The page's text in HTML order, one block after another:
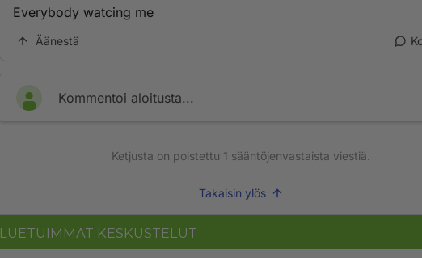
Everybody watcing me
Äänestä
Kommentoi aloitusta...
Ketjusta on poistettu 1 sääntöjenvastaista viestiä.
Takaisin ylös
LUETUIMMAT KESKUSTELUT